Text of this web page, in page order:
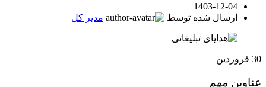
1403-12-04
ارسال شده توسط
مدیر کل
30 فروردین
عناوین مهم